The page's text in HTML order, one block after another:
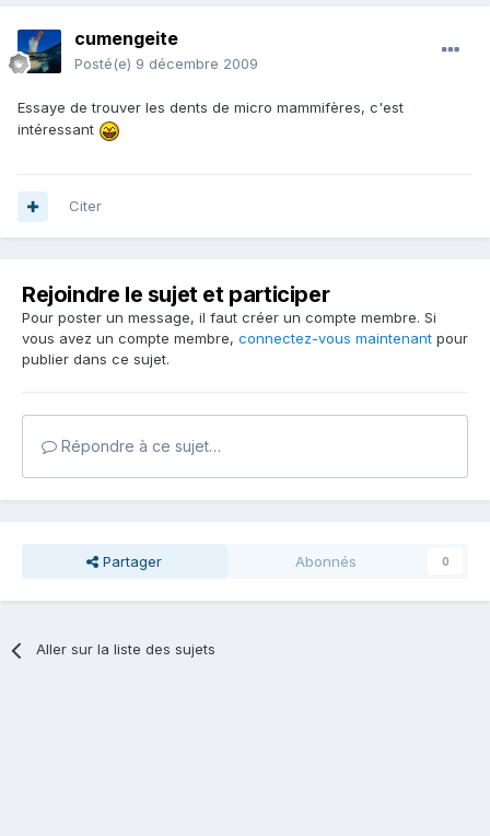
cumengeite
Posté(e) 9 décembre 2009
Essaye de trouver les dents de micro mammifères, c'est
intéressant
Citer
Rejoindre le sujet et participer
Pour poster un message, il faut créer un compte membre. Si
vous avez un compte membre, connectez-vous maintenant pour
publier dans ce sujet.
Répondre à ce sujet…
Partager Abonnés 0
Aller sur la liste des sujets